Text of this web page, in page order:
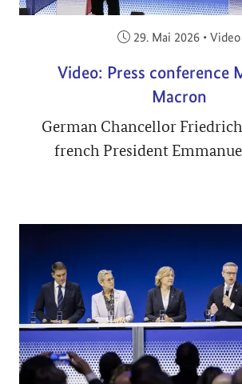
Veröffentlicht am:
29. Mai 2026 • Video
Video: Press conference
Macron
German Chancellor
french President